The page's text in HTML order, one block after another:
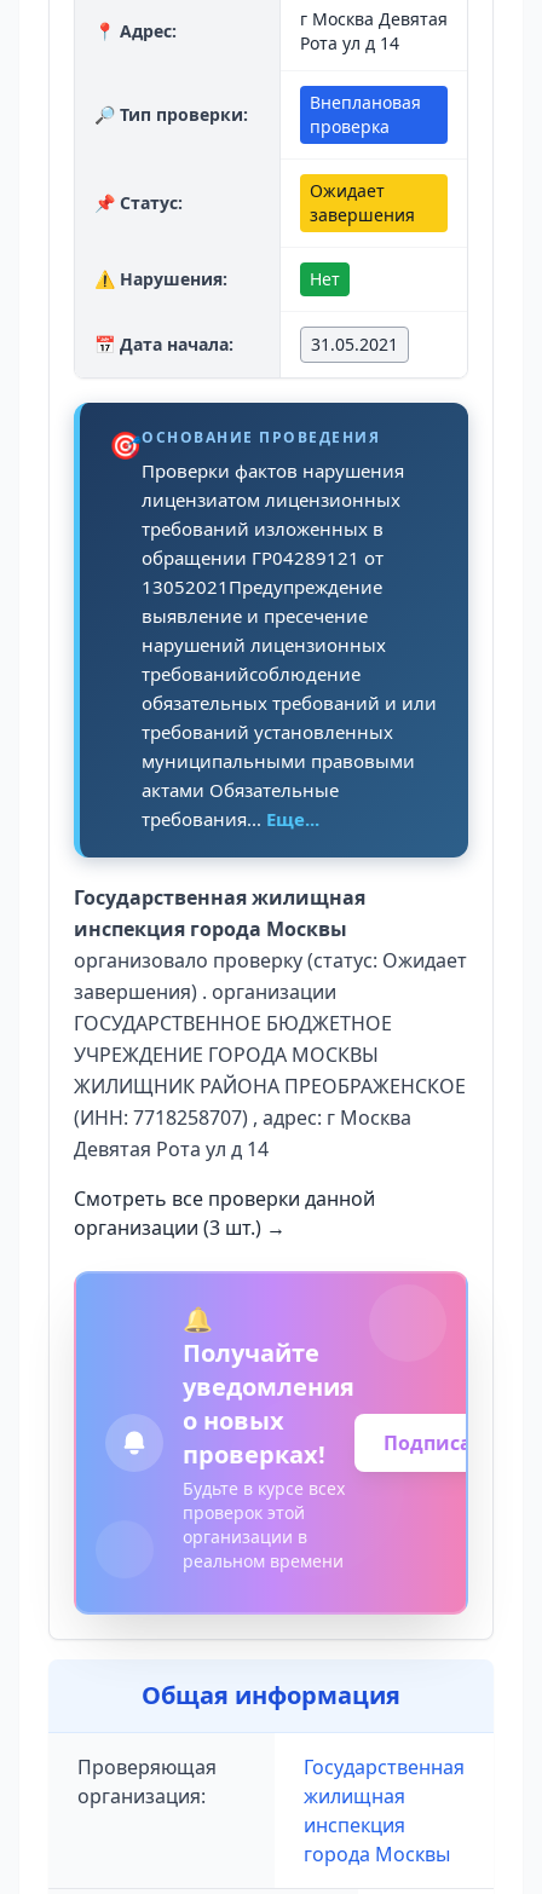
📍 Адрес:
г Москва Девятая
Рота ул д 14
🔎 Тип проверки:
Внеплановая
проверка
📌 Статус:
Ожидает
завершения
⚠️ Нарушения: Нет
📅 Дата начала: 31.05.2021
🎯ОСНОВАНИЕ ПРОВЕДЕНИЯ
Проверки фактов нарушения
лицензиатом лицензионных
требований изложенных в
обращении ГР04289121 от
13052021Предупреждение
выявление и пресечение
нарушений лицензионных
требованийсоблюдение
обязательных требований и или
требований установленных
муниципальными правовыми
актами Обязательные
требования... Еще...
Государственная жилищная
инспекция города Москвы
организовало проверку (статус: Ожидает
завершения) . организации
ГОСУДАРСТВЕННОЕ БЮДЖЕТНОЕ
УЧРЕЖДЕНИЕ ГОРОДА МОСКВЫ
ЖИЛИЩНИК РАЙОНА ПРЕОБРАЖЕНСКОЕ
(ИНН: 7718258707) , адрес: г Москва
Девятая Рота ул д 14
Смотреть все проверки данной
организации (3 шт.) →
🔔
Получайте
уведомления
о новых
проверках!
Будьте в курсе всех
проверок этой
организации в
реальном времени
Подписаться
Общая информация
Проверяющая
организация:
Государственная
жилищная
инспекция
города Москвы